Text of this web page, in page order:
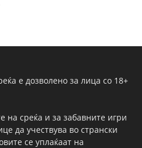
е дозволено за лица со 18+
на среќа и за забавните игри
да учествува во странски
се уплаќаат на